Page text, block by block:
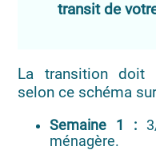
transit de
La transition doit
selon ce schéma
Semaine 1 :3/
ménagère.